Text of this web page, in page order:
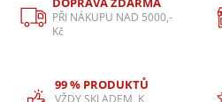
PŘI NÁKUPU NAD 5000,-
Kč
99 % PRODUKTŮ
VŽDY SKLADEM, K